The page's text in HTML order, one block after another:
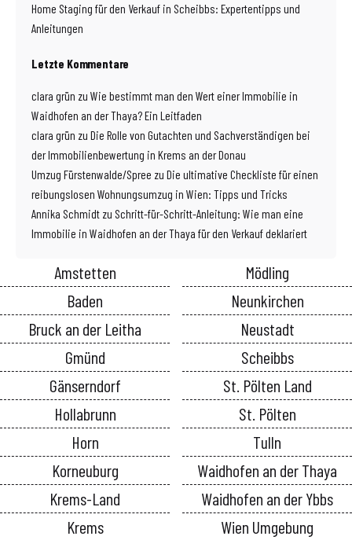
Home Staging für den Verkauf in Scheibbs: Expertentipps und
Anleitungen
Letzte Kommentare
clara grün zu Wie bestimmt man den Wert einer Immobilie in
Waidhofen an der Thaya? Ein Leitfaden
clara grün zu Die Rolle von Gutachten und Sachverständigen bei
der Immobilienbewertung in Krems an der Donau
Umzug Fürstenwalde/Spree zu Die ultimative Checkliste für einen
reibungslosen Wohnungsumzug in Wien: Tipps und Tricks
Annika Schmidt zu Schritt-für-Schritt-Anleitung: Wie man eine
Immobilie in Waidhofen an der Thaya für den Verkauf deklariert
Amstetten
Baden
Bruck an der Leitha
Gmünd
Gänserndorf
Hollabrunn
Horn
Korneuburg
Krems-Land
Krems
Mödling
Neunkirchen
Neustadt
Scheibbs
St. Pölten Land
St. Pölten
Tulln
Waidhofen an der Thaya
Waidhofen an der Ybbs
Wien Umgebung